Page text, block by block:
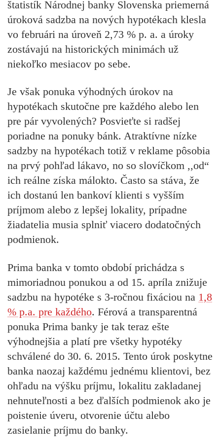
štatistík Národnej banky Slovenska priemerná
úroková sadzba na nových hypotékach klesla
vo februári na úroveň 2,73 % p. a. a úroky
zostávajú na historických minimách už
niekoľko mesiacov po sebe.
Je však ponuka výhodných úrokov na
hypotékach skutočne pre každého alebo len
pre pár vyvolených? Posvieťte si radšej
poriadne na ponuky bánk. Atraktívne nízke
sadzby na hypotékach totiž v reklame pôsobia
na prvý pohľad lákavo, no so slovíčkom ,,od“
ich reálne získa málokto. Často sa stáva, že
ich dostanú len bankoví klienti s vyšším
príjmom alebo z lepšej lokality, prípadne
žiadatelia musia splniť viacero dodatočných
podmienok.
Prima banka v tomto období prichádza s
mimoriadnou ponukou a od 15. apríla znižuje
sadzbu na hypotéke s 3-ročnou fixáciou na 1,8
% p.a. pre každého. Férová a transparentná
ponuka Prima banky je tak teraz ešte
výhodnejšia a platí pre všetky hypotéky
schválené do 30. 6. 2015. Tento úrok poskytne
banka naozaj každému jednému klientovi, bez
ohľadu na výšku príjmu, lokalitu zakladanej
nehnuteľnosti a bez ďalších podmienok ako je
poistenie úveru, otvorenie účtu alebo
zasielanie príjmu do banky.